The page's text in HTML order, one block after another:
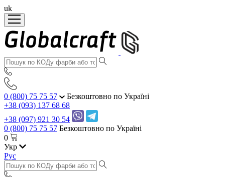
uk
0 (800) 75 75 57
Безкоштовно по Україні
+38 (093) 137 68 68
+38 (097) 921 30 54
0 (800) 75 75 57 Безкоштовно по Україні
0
Укр
Рус